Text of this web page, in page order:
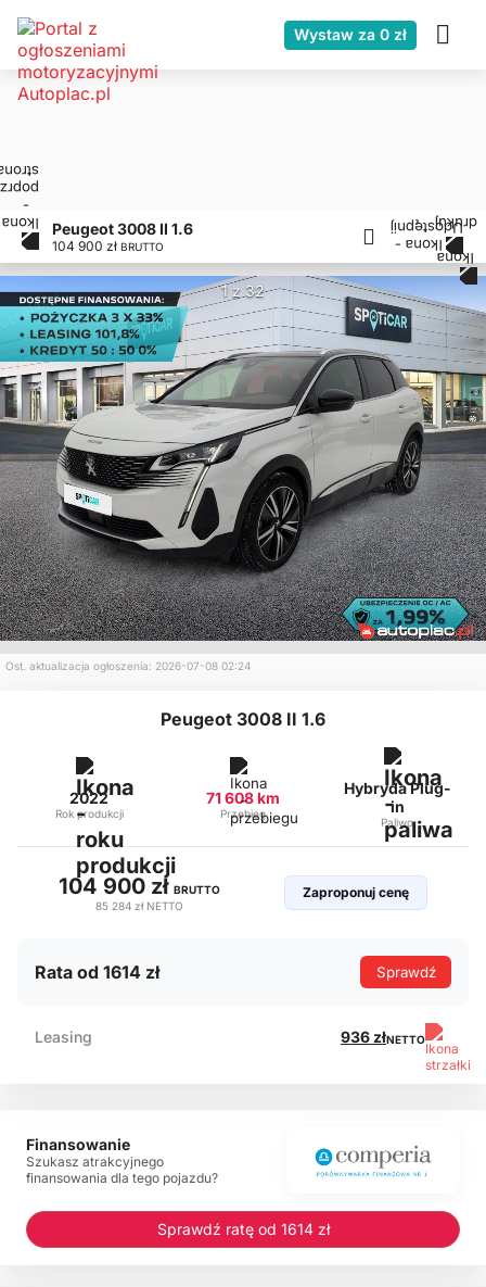
Wystaw za 0 zł
Peugeot 3008 II 1.6
104 900 zł BRUTTO
1 z 32
Ost. aktualizacja ogłoszenia: 2026-07-08 02:24
Peugeot 3008 II 1.6
2022
Rok produkcji
71 608 km
Przebieg
Hybryda Plug-
in
Paliwo
104 900 zł BRUTTO
85 284 zł NETTO
Zaproponuj cenę
Rata od 1614 zł Sprawdź
Leasing 936 złNETTO
Finansowanie
Szukasz atrakcyjnego
finansowania dla tego pojazdu?
Sprawdź ratę od 1614 zł